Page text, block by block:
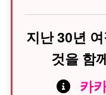
지난 30년
것을 함
카